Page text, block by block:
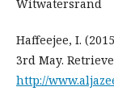
Witwatersrand
Haffeejee, I.
3rd May.
http://